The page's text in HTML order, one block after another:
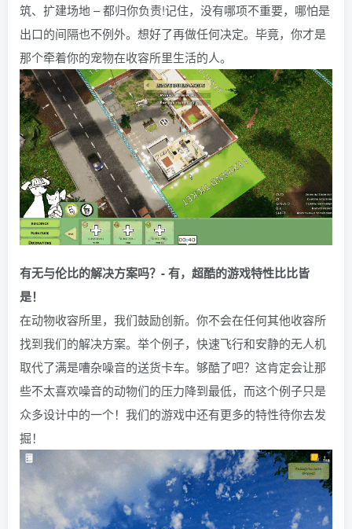
筑、扩建场地 – 都归你负责!记住，没有哪项不重要，哪怕是
出口的间隔也不例外。想好了再做任何决定。毕竟，你才是
那个牵着你的宠物在收容所里生活的人。
有无与伦比的解决方案吗？- 有，超酷的游戏特性比比皆
是！
在动物收容所里，我们鼓励创新。你不会在任何其他收容所
找到我们的解决方案。举个例子，快速飞行和安静的无人机
取代了满是嘈杂噪音的送货卡车。够酷了吧？这肯定会让那
些不太喜欢噪音的动物们的压力降到最低，而这个例子只是
众多设计中的一个！我们的游戏中还有更多的特性待你去发
掘！